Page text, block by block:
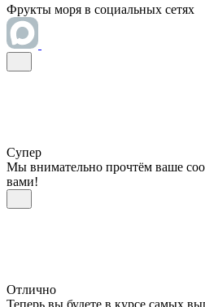
Фрукты моря в социальных сетях
Супер
Мы внимательно прочтём ваше
вами!
Отлично
Теперь вы будете в курсе самых